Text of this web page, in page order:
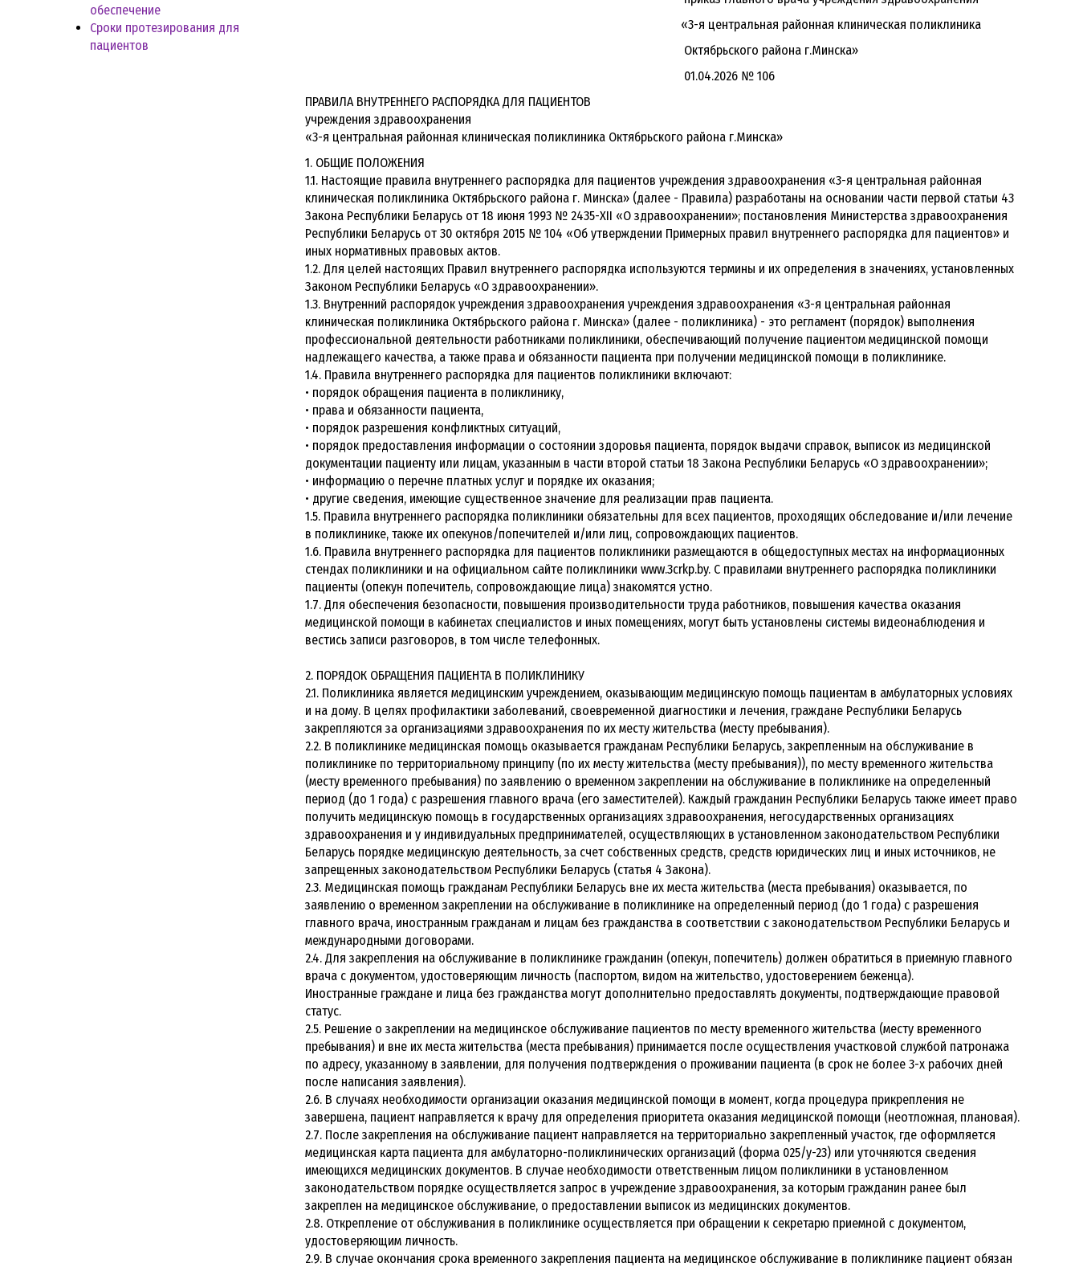
«3-я центральная районная клиническая поликлиника
Октябрьского района г.Минска»
01.04.2026 № 106
ПРАВИЛА ВНУТРЕННЕГО РАСПОРЯДКА ДЛЯ ПАЦИЕНТОВ
учреждения здравоохранения
«3-я центральная районная клиническая поликлиника Октябрьского района г.Минска»
1. ОБЩИЕ ПОЛОЖЕНИЯ
1.1. Настоящие правила внутреннего распорядка для пациентов учреждения здравоохранения «3-я центральная районная
клиническая поликлиника Октябрьского района г. Минска» (далее - Правила) разработаны на основании части первой статьи 43
Закона Республики Беларусь от 18 июня 1993 № 2435-XII «О здравоохранении»; постановления Министерства здравоохранения
Республики Беларусь от 30 октября 2015 № 104 «Об утверждении Примерных правил внутреннего распорядка для пациентов» и
иных нормативных правовых актов.
1.2. Для целей настоящих Правил внутреннего распорядка используются термины и их определения в значениях, установленных
Законом Республики Беларусь «О здравоохранении».
1.3. Внутренний распорядок учреждения здравоохранения учреждения здравоохранения «3-я центральная районная
клиническая поликлиника Октябрьского района г. Минска» (далее - поликлиника) - это регламент (порядок) выполнения
профессиональной деятельности работниками поликлиники, обеспечивающий получение пациентом медицинской помощи
надлежащего качества, а также права и обязанности пациента при получении медицинской помощи в поликлинике.
1.4. Правила внутреннего распорядка для пациентов поликлиники включают:
• порядок обращения пациента в поликлинику,
• права и обязанности пациента,
• порядок разрешения конфликтных ситуаций,
• порядок предоставления информации о состоянии здоровья пациента, порядок выдачи справок, выписок из медицинской
документации пациенту или лицам, указанным в части второй статьи 18 Закона Республики Беларусь «О здравоохранении»;
• информацию о перечне платных услуг и порядке их оказания;
• другие сведения, имеющие существенное значение для реализации прав пациента.
1.5. Правила внутреннего распорядка поликлиники обязательны для всех пациентов, проходящих обследование и/или лечение
в поликлинике, также их опекунов/попечителей и/или лиц, сопровождающих пациентов.
1.6. Правила внутреннего распорядка для пациентов поликлиники размещаются в общедоступных местах на информационных
стендах поликлиники и на официальном сайте поликлиники www.3crkp.by. С правилами внутреннего распорядка поликлиники
пациенты (опекун попечитель, сопровождающие лица) знакомятся устно.
1.7. Для обеспечения безопасности, повышения производительности труда работников, повышения качества оказания
медицинской помощи в кабинетах специалистов и иных помещениях, могут быть установлены системы видеонаблюдения и
вестись записи разговоров, в том числе телефонных.
2. ПОРЯДОК ОБРАЩЕНИЯ ПАЦИЕНТА В ПОЛИКЛИНИКУ
2.1. Поликлиника является медицинским учреждением, оказывающим медицинскую помощь пациентам в амбулаторных условиях
и на дому. В целях профилактики заболеваний, своевременной диагностики и лечения, граждане Республики Беларусь
закрепляются за организациями здравоохранения по их месту жительства (месту пребывания).
2.2. В поликлинике медицинская помощь оказывается гражданам Республики Беларусь, закрепленным на обслуживание в
поликлинике по территориальному принципу (по их месту жительства (месту пребывания)), по месту временного жительства
(месту временного пребывания) по заявлению о временном закреплении на обслуживание в поликлинике на определенный
период (до 1 года) с разрешения главного врача (его заместителей). Каждый гражданин Республики Беларусь также имеет право
получить медицинскую помощь в государственных организациях здравоохранения, негосударственных организациях
здравоохранения и у индивидуальных предпринимателей, осуществляющих в установленном законодательством Республики
Беларусь порядке медицинскую деятельность, за счет собственных средств, средств юридических лиц и иных источников, не
запрещенных законодательством Республики Беларусь (статья 4 Закона).
2.3. Медицинская помощь гражданам Республики Беларусь вне их места жительства (места пребывания) оказывается, по
заявлению о временном закреплении на обслуживание в поликлинике на определенный период (до 1 года) с разрешения
главного врача, иностранным гражданам и лицам без гражданства в соответствии с законодательством Республики Беларусь и
международными договорами.
2.4. Для закрепления на обслуживание в поликлинике гражданин (опекун, попечитель) должен обратиться в приемную главного
врача с документом, удостоверяющим личность (паспортом, видом на жительство, удостоверением беженца).
Иностранные граждане и лица без гражданства могут дополнительно предоставлять документы, подтверждающие правовой
статус.
2.5. Решение о закреплении на медицинское обслуживание пациентов по месту временного жительства (месту временного
пребывания) и вне их места жительства (места пребывания) принимается после осуществления участковой службой патронажа
по адресу, указанному в заявлении, для получения подтверждения о проживании пациента (в срок не более 3-х рабочих дней
после написания заявления).
2.6. В случаях необходимости организации оказания медицинской помощи в момент, когда процедура прикрепления не
завершена, пациент направляется к врачу для определения приоритета оказания медицинской помощи (неотложная, плановая).
2.7. После закрепления на обслуживание пациент направляется на территориально закрепленный участок, где оформляется
медицинская карта пациента для амбулаторно-поликлинических организаций (форма 025/у-23) или уточняются сведения
имеющихся медицинских документов. В случае необходимости ответственным лицом поликлиники в установленном
законодательством порядке осуществляется запрос в учреждение здравоохранения, за которым гражданин ранее был
закреплен на медицинское обслуживание, о предоставлении выписок из медицинских документов.
2.8. Открепление от обслуживания в поликлинике осуществляется при обращении к секретарю приемной с документом,
удостоверяющим личность.
2.9. В случае окончания срока временного закрепления пациента на медицинское обслуживание в поликлинике пациент обязан
обеспечение
Сроки протезирования для
пациентов